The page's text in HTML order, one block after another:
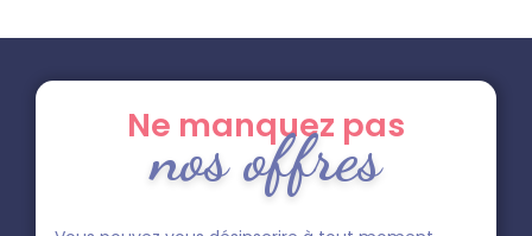
Ne manquez pas
nos offres